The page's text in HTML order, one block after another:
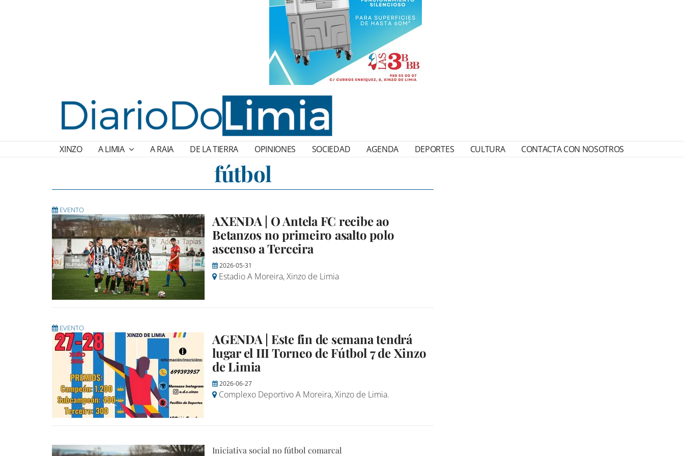
XINZO A LIMIA A RAIA DE LA TIERRA OPINIONES SOCIEDAD AGENDA DEPORTES CULTURA CONTACTA CON NOSOTROS
fútbol
EVENTO
AXENDA | O Antela FC recibe ao
Betanzos no primeiro asalto polo
ascenso a Terceira
2026-05-31
Estadio A Moreira, Xinzo de Limia
EVENTO
AGENDA | Este fin de semana tendrá
lugar el III Torneo de Fútbol 7 de Xinzo
de Limia
2026-06-27
Complexo Deportivo A Moreira, Xinzo de Limia.
Iniciativa social no fútbol comarcal